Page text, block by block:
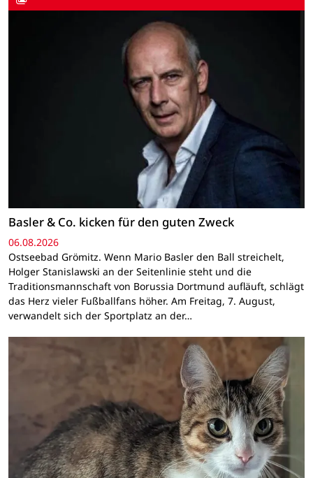
Basler & Co. kicken für den guten Zweck
06.08.2026
Ostseebad Grömitz. Wenn Mario Basler den Ball streichelt,
Holger Stanislawski an der Seitenlinie steht und die
Traditionsmannschaft von Borussia Dortmund aufläuft, schlägt
das Herz vieler Fußballfans höher. Am Freitag, 7. August,
verwandelt sich der Sportplatz an der…